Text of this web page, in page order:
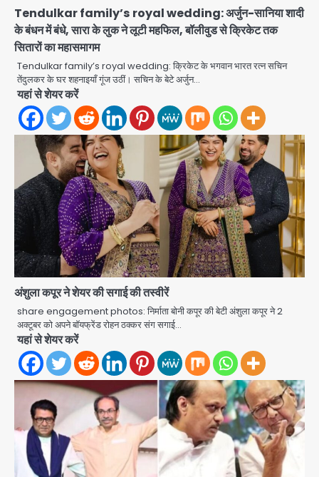
Tendulkar family’s royal wedding: अर्जुन-सानिया शादी
के बंधन में बंधे, सारा के लुक ने लूटी महफिल, बॉलीवुड से क्रिकेट तक
सितारों का महासमागम
Tendulkar family’s royal wedding: क्रिकेट के भगवान भारत रत्न सचिन
तेंदुलकर के घर शहनाइयाँ गूंज उठीं। सचिन के बेटे अर्जुन…
यहां से शेयर करें
अंशुला कपूर ने शेयर की सगाई की तस्वीरें
share engagement photos: निर्माता बोनी कपूर की बेटी अंशुला कपूर ने 2
अक्टूबर को अपने बॉयफ्रेंड रोहन ठक्कर संग सगाई…
यहां से शेयर करें
2
Felix Hospital Noida: फेलिक्स
हॉस्पिटल और नोएडा लोक मंच की पहल, अब
सिर्फ 30 रुपये में मिलेगी 24 घंटे ऑनलाइन
डॉक्टर परामर्श सुविधा
Avinash Kumar
Noida Authority: कर्तव्यनिष्ठा की
मिसाल, मूसलाधार बारिश के बीच नोएडा
प्राधिकरण ने संभाला मोर्चा, सेक्टर 105
आरडब्ल्यूए ने जताया आभार
Avinash Kumar